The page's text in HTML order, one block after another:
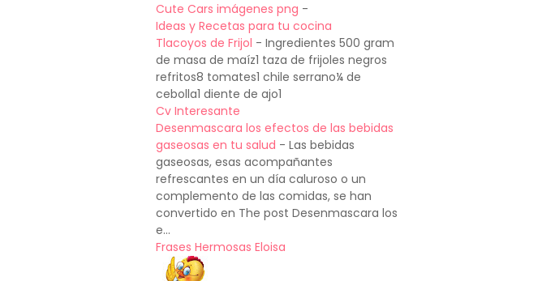
Cute Cars imágenes png -
Ideas y Recetas para tu cocina
Tlacoyos de Frijol - Ingredientes 500 gram
de masa de maíz1 taza de frijoles negros
refritos8 tomates1 chile serrano¼ de
cebolla1 diente de ajo1
Cv Interesante
Desenmascara los efectos de las bebidas
gaseosas en tu salud - Las bebidas
gaseosas, esas acompañantes
refrescantes en un día caluroso o un
complemento de las comidas, se han
convertido en The post Desenmascara los
e...
Frases Hermosas Eloisa